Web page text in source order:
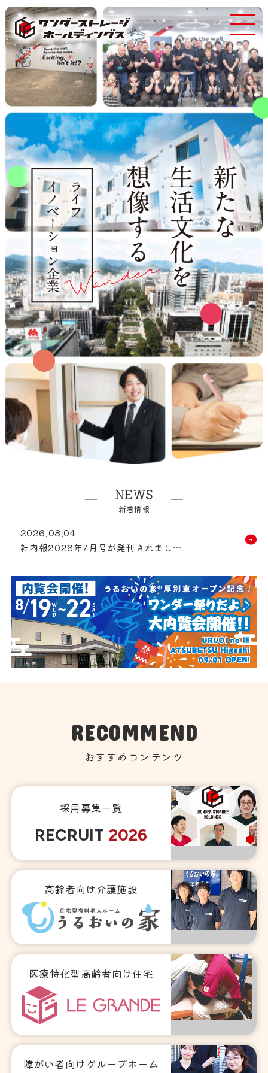
NEWS
新着情報
2026.08.04
社内報2026年7月号が発刊されました！
RECOMMEND
おすすめコンテンツ
採用募集一覧
RECRUIT 2026
高齢者向け介護施設
医療特化型高齢者向け住宅
障がい者向けグループホーム